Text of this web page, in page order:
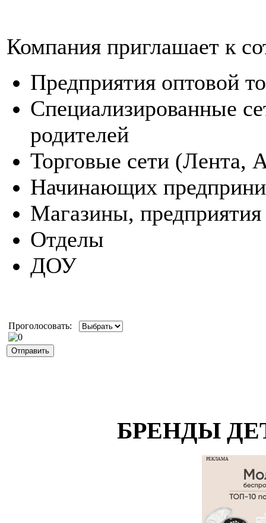
Компания приглашает к
Предприятия оптовой
Специализированные
родителей
Торговые сети (Лента,
Начинающих
Магазины,
Отделы
ДОУ
Проголосовать:
БРЕНДЫ
РЕКЛАМА